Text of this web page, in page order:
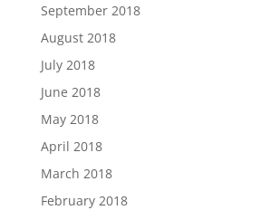
September 2018
August 2018
July 2018
June 2018
May 2018
April 2018
March 2018
February 2018